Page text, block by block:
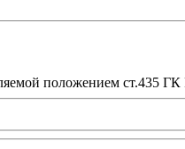
положением ст.435